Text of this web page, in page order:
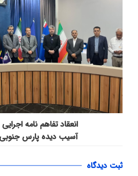
انعقاد تفاهم نامه
آسیب دیده پارس جنوبی
ثبت دیدگاه